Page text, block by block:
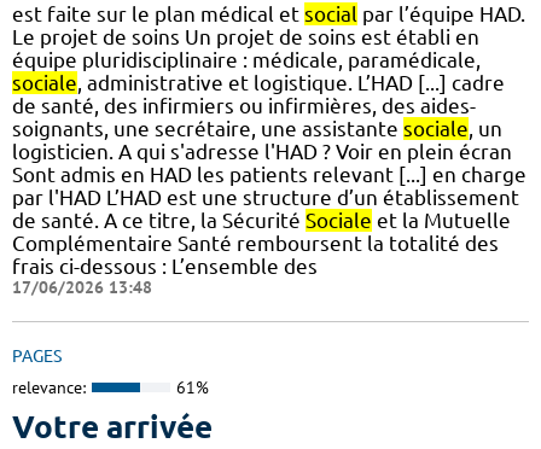
est faite sur le plan médical et social par l’équipe HAD.
Le projet de soins Un projet de soins est établi en
équipe pluridisciplinaire : médicale, paramédicale,
sociale , administrative et logistique. L’HAD [...] cadre
de santé, des infirmiers ou infirmières, des aides-
soignants, une secrétaire, une assistante sociale , un
logisticien. A qui s'adresse l'HAD ? Voir en plein écran
Sont admis en HAD les patients relevant [...] en charge
par l'HAD L’HAD est une structure d’un établissement
de santé. A ce titre, la Sécurité Sociale et la Mutuelle
Complémentaire Santé remboursent la totalité des
frais ci-dessous : L’ensemble des
17/06/2026 13:48
PAGES
relevance: 61%
Votre arrivée